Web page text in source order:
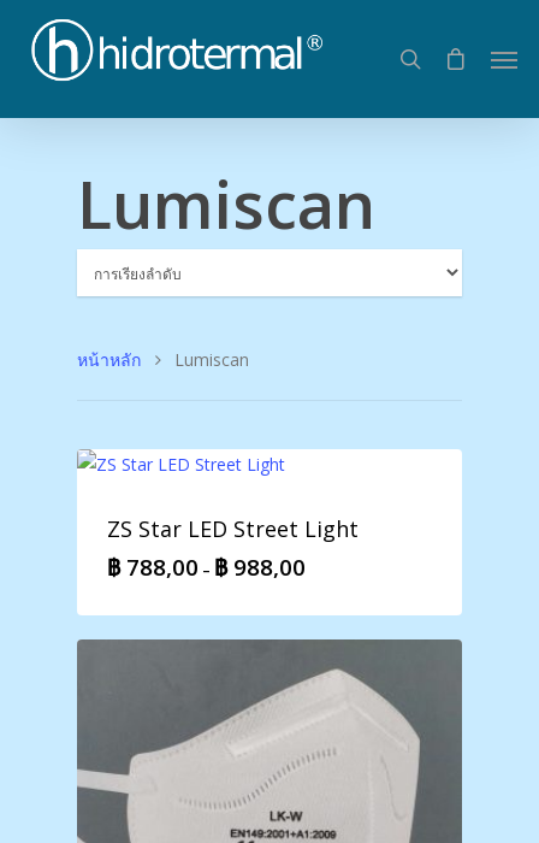
Lumiscan
หน้าหลัก Lumiscan
ZS Star LED Street Light
฿788,00 – ฿988,00
฿ 788,00
through
฿ 988,00